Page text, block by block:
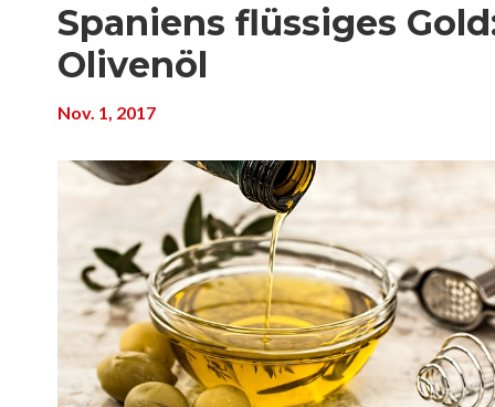
Spaniens flüssiges
Olivenöl
Nov. 1, 2017